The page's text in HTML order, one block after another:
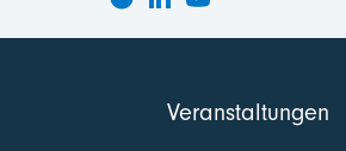
Veranstaltungen